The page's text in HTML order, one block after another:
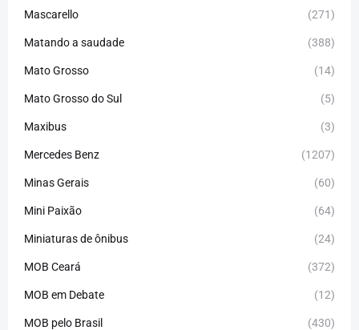
Mascarello (271)
Matando a saudade (388)
Mato Grosso (14)
Mato Grosso do Sul (5)
Maxibus (3)
Mercedes Benz (1207)
Minas Gerais (60)
Mini Paixão (64)
Miniaturas de ônibus (24)
MOB Ceará (372)
MOB em Debate (12)
MOB pelo Brasil (430)